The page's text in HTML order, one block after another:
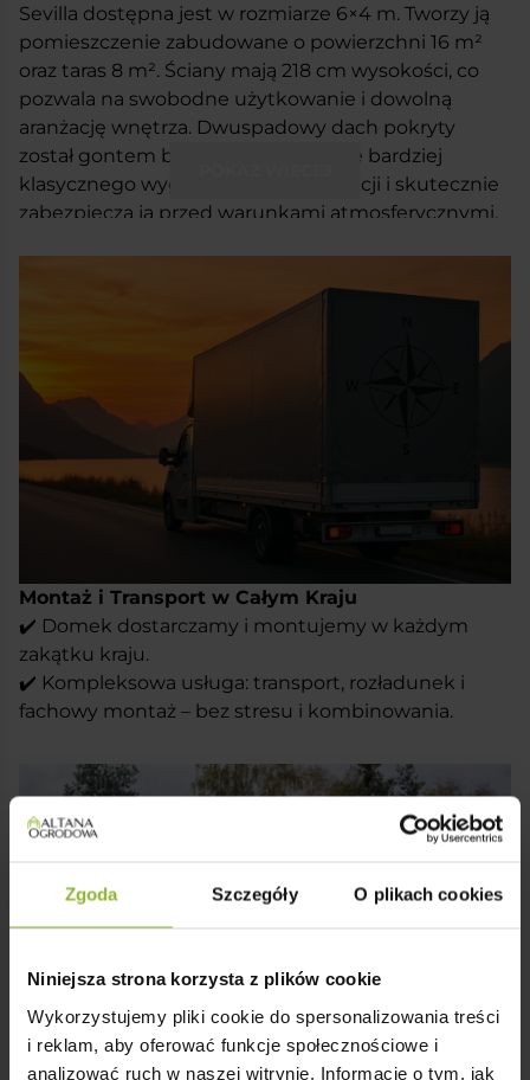
Zgoda Szczegóły O plikach cookies
Niniejsza strona korzysta z plików cookie
Wykorzystujemy pliki cookie do spersonalizowania treści
i reklam, aby oferować funkcje społecznościowe i
analizować ruch w naszej witrynie. Informacje o tym, jak
Sevilla dostępna jest w rozmiarze 6×4 m. Tworzy ją
pomieszczenie zabudowane o powierzchni 16 m²
oraz taras 8 m². Ściany mają 218 cm wysokości, co
pozwala na swobodne użytkowanie i dowolną
aranżację wnętrza. Dwuspadowy dach pokryty
został gontem bitumicznym. Nadaje bardziej
klasycznego wyglądu całej konstrukcji i skutecznie
zabezpiecza ją przed warunkami atmosferycznymi.
Jednocześnie zapewniają lekką osłonę przed
wiatrem. Na froncie znajdują się dwuskrzydłowe
drzwi przeszklone oraz otwierno/uchylne okno w
rozmiarze 120×120 cm. Dzięki temu do wnętrza
wpada sporo naturalnego światła i tworzy się
przyjemny klimat.
Sevilla to domek uniwersalny. Możesz go
wykorzystać tak, jak tylko chcesz. Może być letnim
miejscem spotkań na działce lub w ogrodzie. Może
Domek ten to klasyka zmieszana z nowoczesnością,
która oferuje wiele możliwości wykorzystania.
Montaż i Transport w Całym Kraju
✔️ Domek dostarczamy i montujemy w każdym
zakątku kraju.
✔️ Kompleksowa usługa: transport, rozładunek i
fachowy montaż – bez stresu i kombinowania.